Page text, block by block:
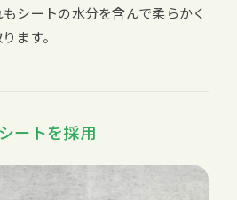
シートの水分を含んで柔らかく
ます。
ートを採用